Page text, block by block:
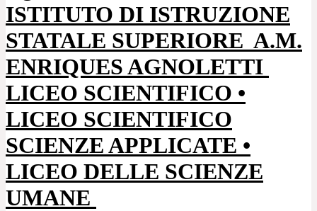
ISTITUTO DI ISTRUZIONE
STATALE SUPERIORE A.M.
ENRIQUES AGNOLETTI
LICEO SCIENTIFICO •
LICEO SCIENTIFICO
SCIENZE APPLICATE •
LICEO DELLE SCIENZE
UMANE